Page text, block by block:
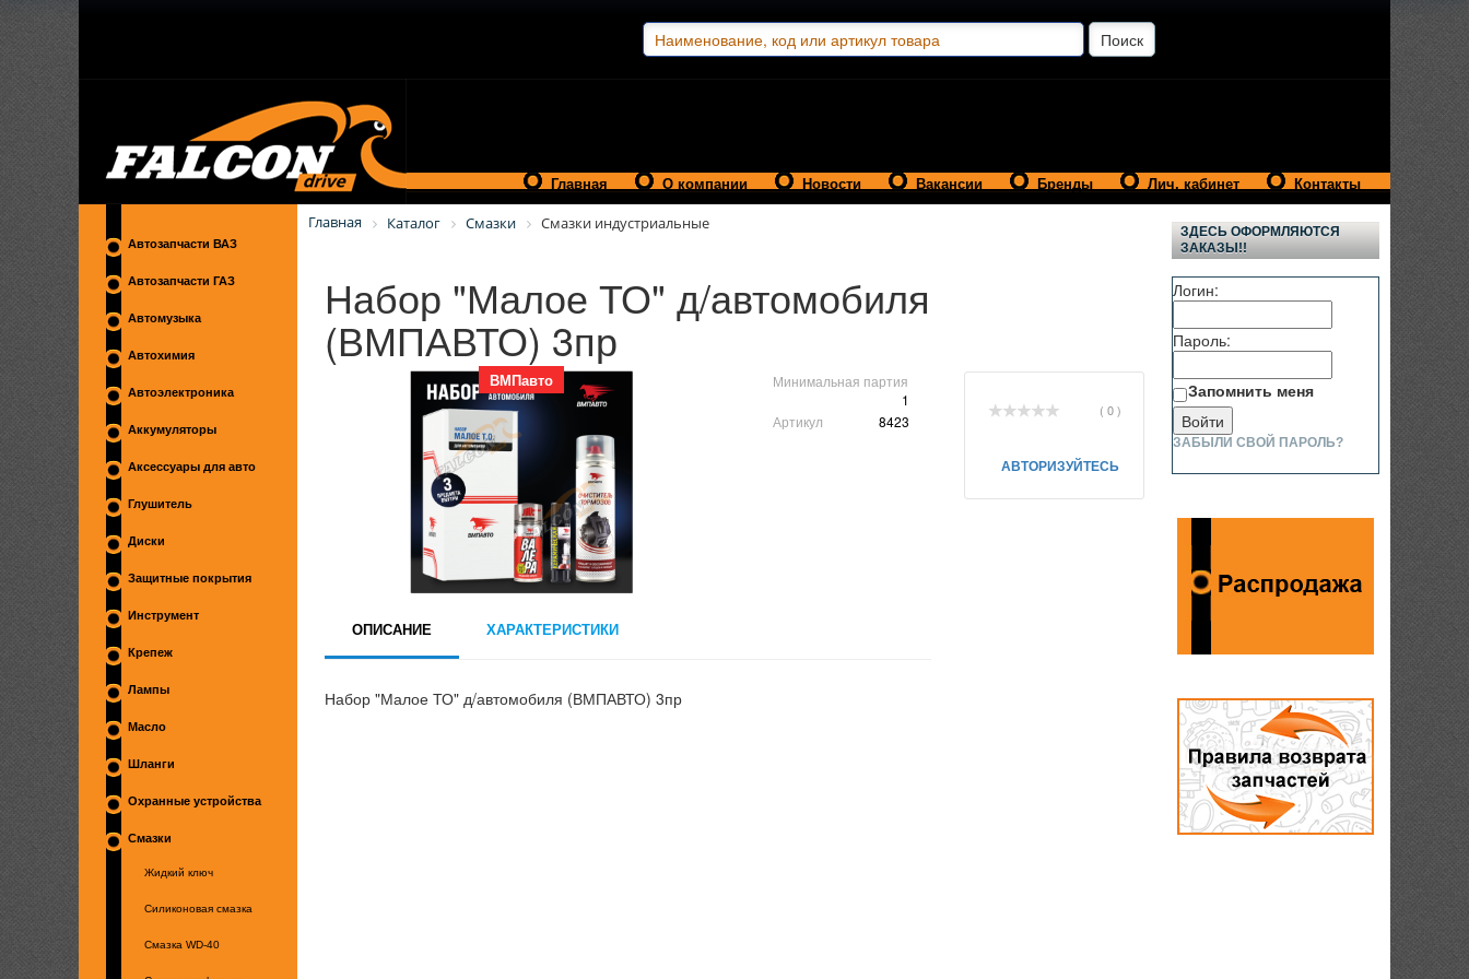
Главная О компании Новости Вакансии Бренды Лич. кабинет Контакты
Автозапчасти ВАЗ
Автозапчасти ГАЗ
Автомузыка
Автохимия
Автоэлектроника
Аккумуляторы
Аксессуары для авто
Глушитель
Диски
Защитные покрытия
Инструмент
Крепеж
Лампы
Масло
Шланги
Охранные устройства
Смазки
Жидкий ключ
Силиконовая смазка
Смазка WD-40
Главная Каталог Смазки Смазки индустриальные
Набор "Малое ТО" д/автомобиля
(ВМПАВТО) 3пр
ВМПавто
Минимальная партия
1
Артикул
8423
( 0 )
АВТОРИЗУЙТЕСЬ
ОПИСАНИЕ ХАРАКТЕРИСТИКИ
Набор "Малое ТО" д/автомобиля (ВМПАВТО) 3пр
ЗДЕСЬ ОФОРМЛЯЮТСЯ
ЗАКАЗЫ!!
Логин:
Пароль:
Запомнить меня
ЗАБЫЛИ СВОЙ ПАРОЛЬ?